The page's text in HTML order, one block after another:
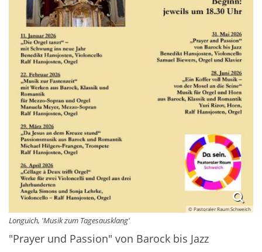
© Pastoraler Raum Schweich
Longuich, 'Musik zum Tagesausklang'
"Prayer und Passion" von Barock bis Jazz